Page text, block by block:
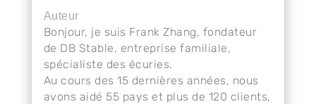
Auteur
Bonjour, je suis Frank Zhang, fondateur
de DB Stable, entreprise familiale,
spécialiste des écuries.
Au cours des 15 dernières années, nous
avons aidé 55 pays et plus de 120 clients,